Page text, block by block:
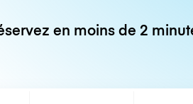
en moins de 2